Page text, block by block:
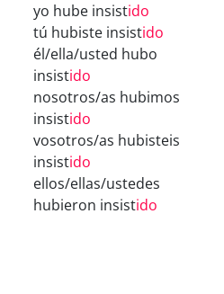
yo hube insistido
tú hubiste insistido
él/ella/usted hubo
insistido
nosotros/as hubimos
insistido
vosotros/as hubisteis
insistido
ellos/ellas/ustedes
hubieron insistido